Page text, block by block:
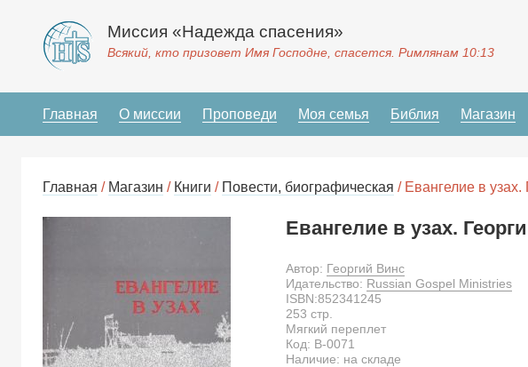
Миссия «Надежда спасения»
Всякий, кто призовет Имя Господне, спасется. Римлянам 10:13
Главная О миссии Проповеди Моя семья Библия Магазин
Главная / Магазин / Книги / Повести, биографическая / Евангелие в узах.
Евангелие в узах.
Автор: Георгий Винс
Идательство: Russian Gospel Ministries
ISBN:852341245
253 стр.
Мягкий переплет
Код: B-0071
Наличие: на складе